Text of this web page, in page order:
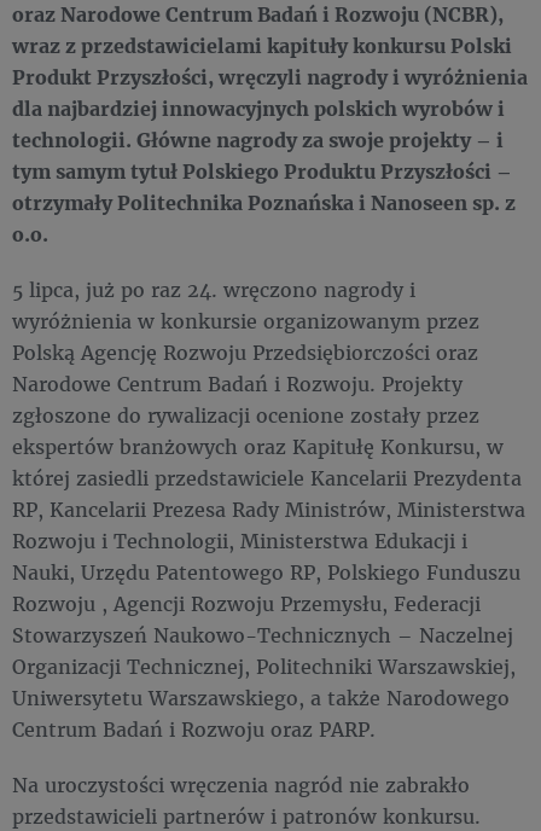
oraz Narodowe Centrum Badań i Rozwoju (NCBR),
wraz z przedstawicielami kapituły konkursu Polski
Produkt Przyszłości, wręczyli nagrody i wyróżnienia
dla najbardziej innowacyjnych polskich wyrobów i
technologii. Główne nagrody za swoje projekty – i
tym samym tytuł Polskiego Produktu Przyszłości –
otrzymały Politechnika Poznańska i Nanoseen sp. z
o.o.
5 lipca, już po raz 24. wręczono nagrody i
wyróżnienia w konkursie organizowanym przez
Polską Agencję Rozwoju Przedsiębiorczości oraz
Narodowe Centrum Badań i Rozwoju. Projekty
zgłoszone do rywalizacji ocenione zostały przez
ekspertów branżowych oraz Kapitułę Konkursu, w
której zasiedli przedstawiciele Kancelarii Prezydenta
RP, Kancelarii Prezesa Rady Ministrów, Ministerstwa
Rozwoju i Technologii, Ministerstwa Edukacji i
Nauki, Urzędu Patentowego RP, Polskiego Funduszu
Rozwoju , Agencji Rozwoju Przemysłu, Federacji
Stowarzyszeń Naukowo-Technicznych – Naczelnej
Organizacji Technicznej, Politechniki Warszawskiej,
Uniwersytetu Warszawskiego, a także Narodowego
Centrum Badań i Rozwoju oraz PARP.
Na uroczystości wręczenia nagród nie zabrakło
przedstawicieli partnerów i patronów konkursu.